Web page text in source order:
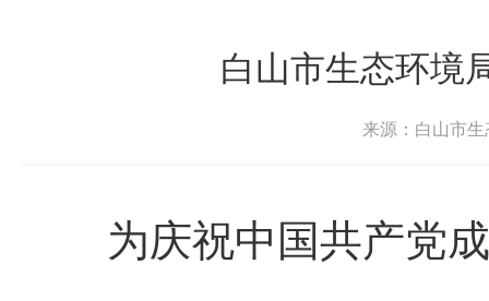
白山市生态环境
来源：白山市
为庆祝中国共产党成